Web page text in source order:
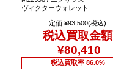
ヴィクターウォレット
定価 ¥93,500(税込)
税込買取金額
¥80,410
税込買取率 86.0%